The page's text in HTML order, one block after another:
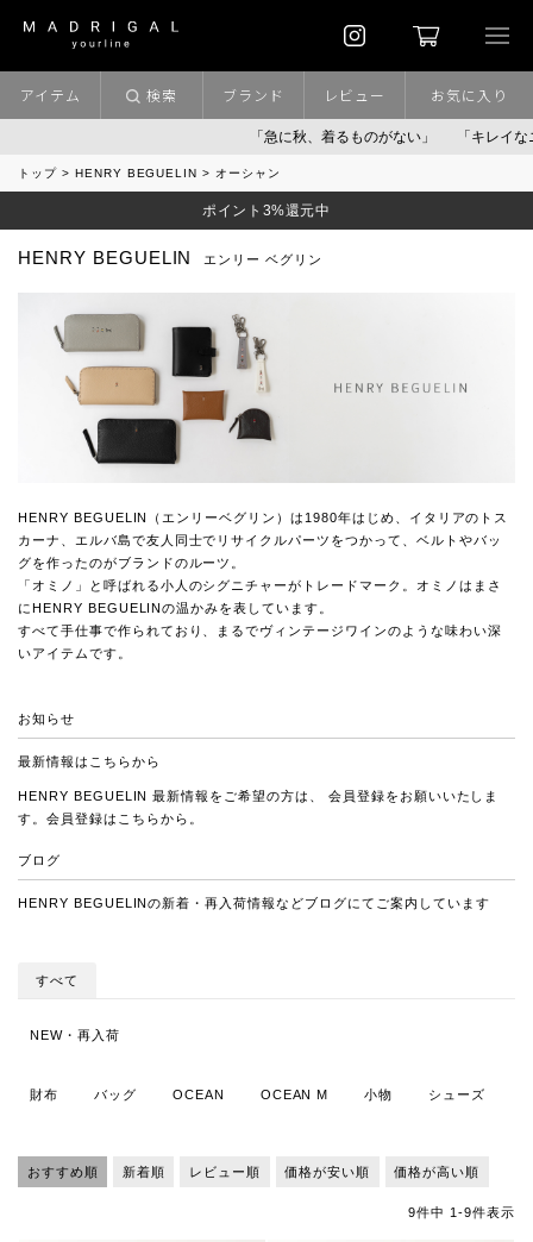
「急に秋、着るものがない」 「キレイなニッ
アイテム 検索 ブランド レビュー お気に入り
トップ HENRY BEGUELIN オーシャン
ポイント3%還元中
HENRY BEGUELIN エンリー ベグリン
HENRY BEGUELIN（エンリーベグリン）は1980年はじめ、イタリアのトス
カーナ、エルバ島で友人同士でリサイクルパーツをつかって、ベルトやバッ
グを作ったのがブランドのルーツ。
「オミノ」と呼ばれる小人のシグニチャーがトレードマーク。オミノはまさ
にHENRY BEGUELINの温かみを表しています。
すべて手仕事で作られており、まるでヴィンテージワインのような味わい深
いアイテムです。
お知らせ
最新情報は こちらから
HENRY BEGUELIN 最新情報をご希望の方は、 会員登録をお願いいたしま
す。会員登録は こちらから 。
ブログ
HENRY BEGUELINの新着・再入荷情報などブログにてご案内しています
すべて
NEW・再入荷
財布 バッグ OCEAN OCEAN M 小物 シューズ
おすすめ順 新着順 レビュー順 価格が安い順 価格が高い順
9件中 1-9件表示